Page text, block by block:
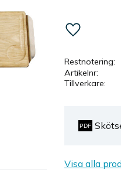
Lägg till i
Restnotering
Artikelnr
Tillverkare
Visa alla